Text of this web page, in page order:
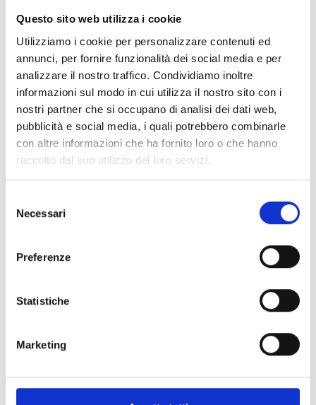
Questo sito web utilizza i cookie
Utilizziamo i cookie per personalizzare contenuti ed
annunci, per fornire funzionalità dei social media e per
analizzare il nostro traffico. Condividiamo inoltre
informazioni sul modo in cui utilizza il nostro sito con i
nostri partner che si occupano di analisi dei dati web,
pubblicità e social media, i quali potrebbero combinarle
con altre informazioni che ha fornito loro o che hanno
raccolto dal suo utilizzo dei loro servizi.
delNecessari
Preferenze
Statistiche
Marketing
Raffinatori
MULINI CENTRIFUGHI –
MCG
I mulini centrifughi – mcg sono utilizzati per la
truciolari, oltre che per prodotti multistrato come
Scarica la scheda tecnica